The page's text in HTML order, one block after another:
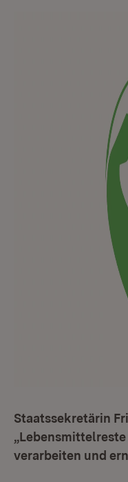
Staatssekretärin
verarbeiten und